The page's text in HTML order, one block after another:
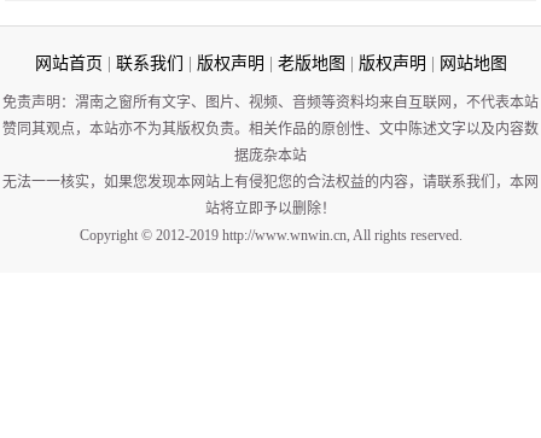
网站首页 联系我们 版权声明 老版地图 版权声明 网站地图
免责声明：渭南之窗所有文字、图片、视频、音频等资料均来自互联网，不代表本站
赞同其观点，本站亦不为其版权负责。相关作品的原创性、文中陈述文字以及内容数
据庞杂本站
无法一一核实，如果您发现本网站上有侵犯您的合法权益的内容，请联系我们，本网
站将立即予以删除！
Copyright © 2012-2019 http://www.wnwin.cn, All rights reserved.